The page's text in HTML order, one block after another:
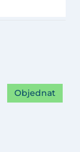
Objednat